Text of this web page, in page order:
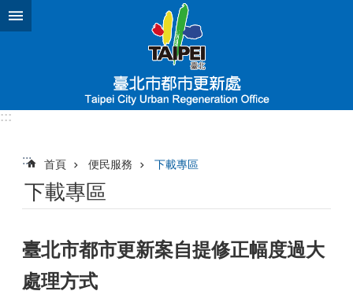
跳到主要內容區塊
:::
::: 首頁 便民服務 下載專區
下載專區
臺北市都市更新案自提修正幅度過大
處理方式